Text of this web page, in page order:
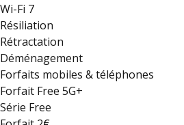
Wi-Fi 7
Résiliation
Rétractation
Déménagement
Forfaits mobiles & téléphones
Forfait Free 5G+
Série Free